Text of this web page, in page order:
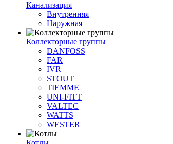
Канализация
Внутренняя
Наружная
Коллекторные группы
DANFOSS
FAR
IVR
STOUT
TIEMME
UNI-FITT
VALTEC
WATTS
WESTER